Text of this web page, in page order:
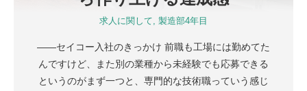
求人に関して 製造部4年目
――セイコー入社のきっかけ 前職も工場には勤めてた
んですけど、また別の業種から未経験でも応募できる
というのがまず一つと、専門的な技術職っていう感じ